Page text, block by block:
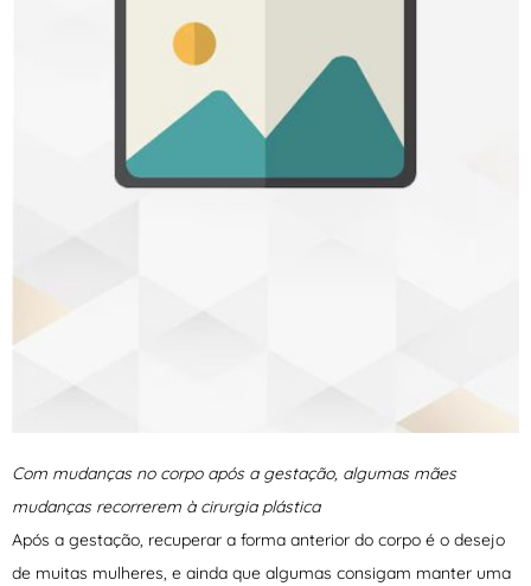
Com mudanças no corpo após a gestação, algumas mães
mudanças recorrerem à cirurgia plástica
Após a gestação, recuperar a forma anterior do corpo é o desejo
de muitas mulheres, e ainda que algumas consigam manter uma